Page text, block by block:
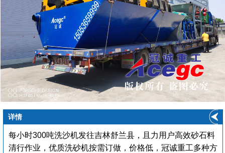
详情
每小时300吨洗沙机发往吉林舒兰县，且力用户高效砂石料
清行作业，优质洗砂机按需订做，价格低，冠诚重工多种方